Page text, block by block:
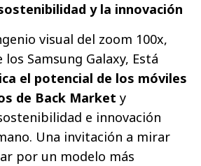
y la innovación
visual del zoom 100x,
Samsung Galaxy, Está
el potencial de los móviles
de Back Market y
e innovación
Una invitación a mirar
por un modelo más